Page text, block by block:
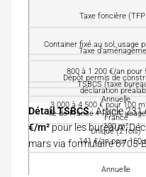
a
x
eQ
u
n
s
'
p
M
o
n
t
n
F
r
é
q
Taxe foncière
Container fixé au sol, usage
800 à 1 200 €/an pour
Annuelle
Taxe
Dépôt permis de
déclaration
3 000 à 4 500 € pour 100
France
Unique (2 fois)
TSBCS (taxe
Île-de-France + PACA,
100 m²
141 €/an pour 150
Annuelle
Détail TSBCS: Article 231
€/m²pour les bureaux.
mars via formulaire 6705-